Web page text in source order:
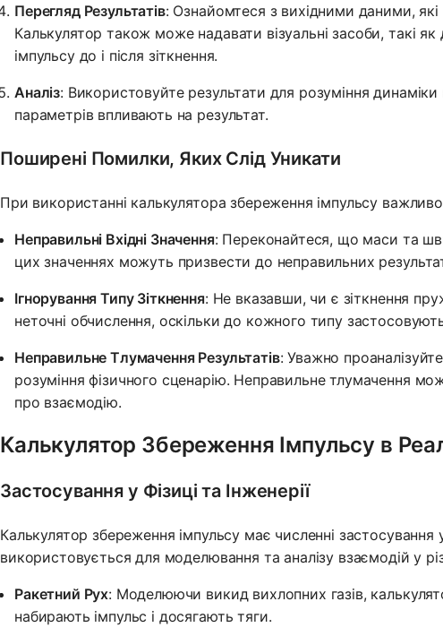
Перегляд Результатів: Ознайомтеся з вихідними даними, які
Калькулятор також може надавати візуальні засоби, такі як
імпульсу до і після зіткнення.
Аналіз: Використовуйте результати для розуміння динаміки
параметрів впливають на результат.
Поширені Помилки, Яких Слід Уникати
При використанні калькулятора збереження імпульсу
Неправильні Вхідні Значення: Переконайтеся, що маси та
цих значеннях можуть призвести до неправильних
Ігнорування Типу Зіткнення: Не вказавши, чи є зіткнення
неточні обчислення, оскільки до кожного типу
Неправильне Тлумачення Результатів: Уважно
розуміння фізичного сценарію. Неправильне тлумачення
про взаємодію.
Калькулятор Збереження Імпульсу в
Застосування у Фізиці та Інженерії
Калькулятор збереження імпульсу має численні застосування у
використовується для моделювання та аналізу взаємодій у
Ракетний Рух: Моделюючи викид вихлопних газів,
набирають імпульс і досягають тяги.